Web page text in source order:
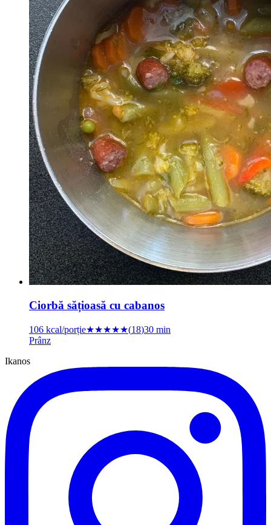
Ciorbă sățioasă cu cabanos
106 kcal/porție★★★★★(18)30 min
Prânz
Ikanos